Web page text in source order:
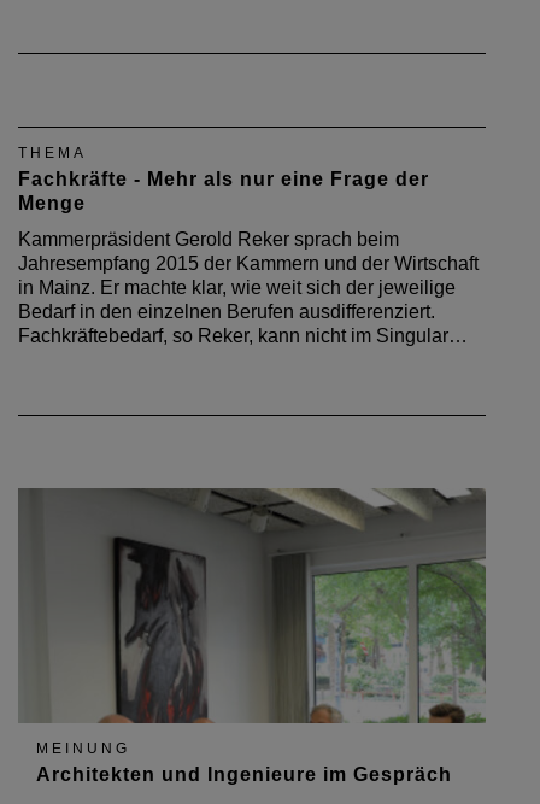
THEMA
Fachkräfte - Mehr als nur eine Frage der
Menge
Kammerpräsident Gerold Reker sprach beim
Jahresempfang 2015 der Kammern und der Wirtschaft
in Mainz. Er machte klar, wie weit sich der jeweilige
Bedarf in den einzelnen Berufen ausdifferenziert.
Fachkräftebedarf, so Reker, kann nicht im Singular…
MEINUNG
Architekten und Ingenieure im Gespräch